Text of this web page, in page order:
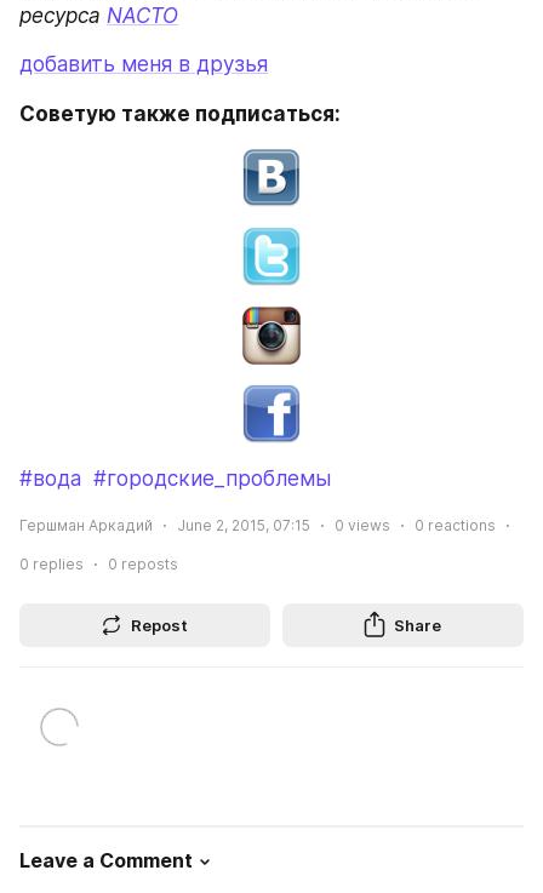
ресурса NACTO
добавить меня в друзья
Советую также подписаться:
#вода #городские_проблемы
Гершман Аркадий June 2, 2015, 07:15 0 views 0 reactions
0 replies 0 reposts
Repost Share
Leave a Comment